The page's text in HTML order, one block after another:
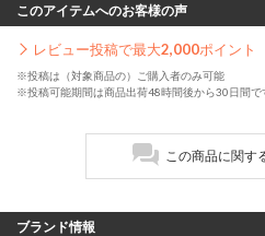
このアイテムへのお客様の声
レビュー投稿で最大2,000ポイント
※投稿は（対象商品の）ご購入者のみ可能
※投稿可能期間は商品出荷48時間後から30日間で
この商品に関す
ブランド情報